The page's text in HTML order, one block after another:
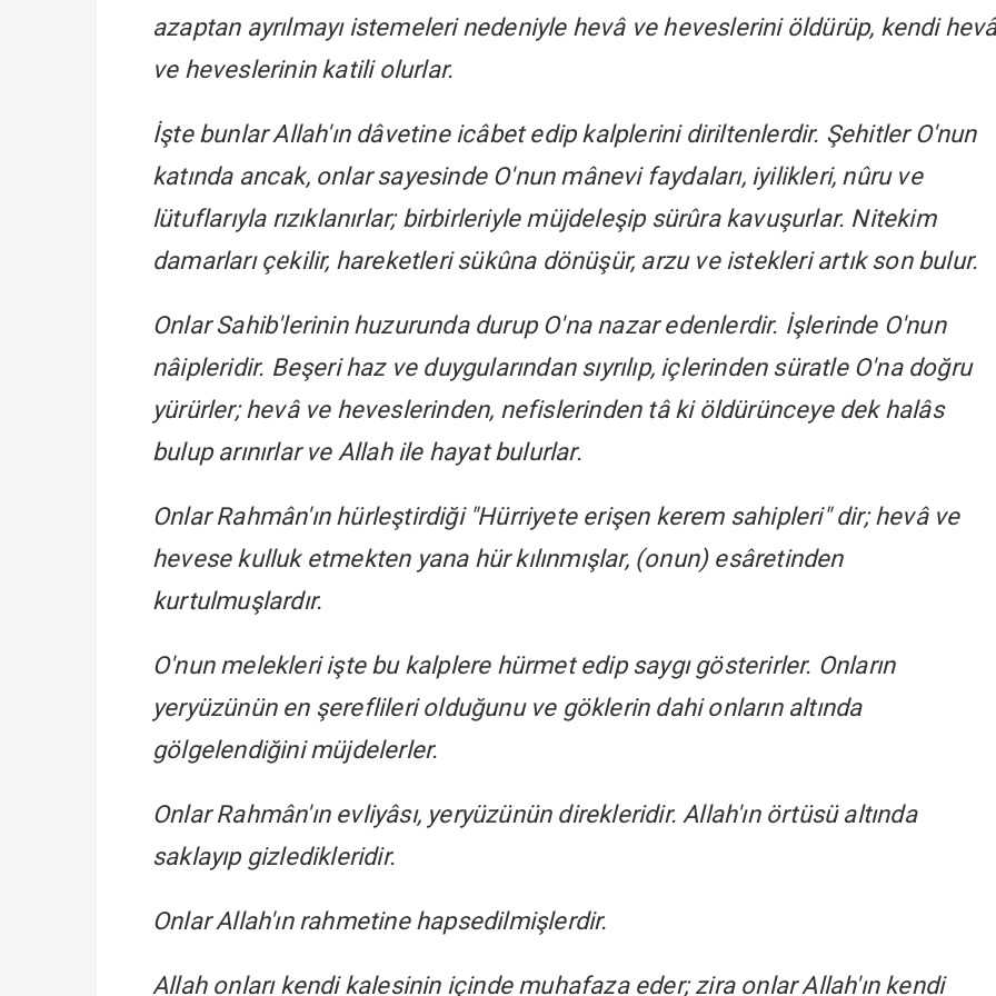
azaptan ayrılmayı istemeleri nedeniyle hevâ ve heveslerini öldürüp, kendi
ve heveslerinin katili olurlar.
İşte bunlar Allah'ın dâvetine icâbet edip kalplerini diriltenlerdir. Şehitler O'nun
katında ancak, onlar sayesinde O'nun mânevi faydaları, iyilikleri, nûru ve
lütuflarıyla rızıklanırlar; birbirleriyle müjdeleşip sürûra kavuşurlar. Nitekim
damarları çekilir, hareketleri sükûna dönüşür, arzu ve istekleri artık son bulur.
Onlar Sahib'lerinin huzurunda durup O'na nazar edenlerdir. İşlerinde O'nun
nâipleridir. Beşeri haz ve duygularından sıyrılıp, içlerinden süratle O'na doğru
yürürler; hevâ ve heveslerinden, nefislerinden tâ ki öldürünceye dek halâs
bulup arınırlar ve Allah ile hayat bulurlar.
Onlar Rahmân'ın hürleştirdiği "Hürriyete erişen kerem sahipleri" dir; hevâ ve
hevese kulluk etmekten yana hür kılınmışlar, (onun) esâretinden
kurtulmuşlardır.
O'nun melekleri işte bu kalplere hürmet edip saygı gösterirler. Onların
yeryüzünün en şereflileri olduğunu ve göklerin dahi onların altında
gölgelendiğini müjdelerler.
Onlar Rahmân'ın evliyâsı, yeryüzünün direkleridir. Allah'ın örtüsü altında
saklayıp gizledikleridir.
Onlar Allah'ın rahmetine hapsedilmişlerdir.
Allah onları kendi kalesinin içinde muhafaza eder; zira onlar Allah'ın kendi